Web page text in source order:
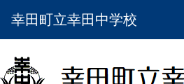
幸田町立幸田中学校